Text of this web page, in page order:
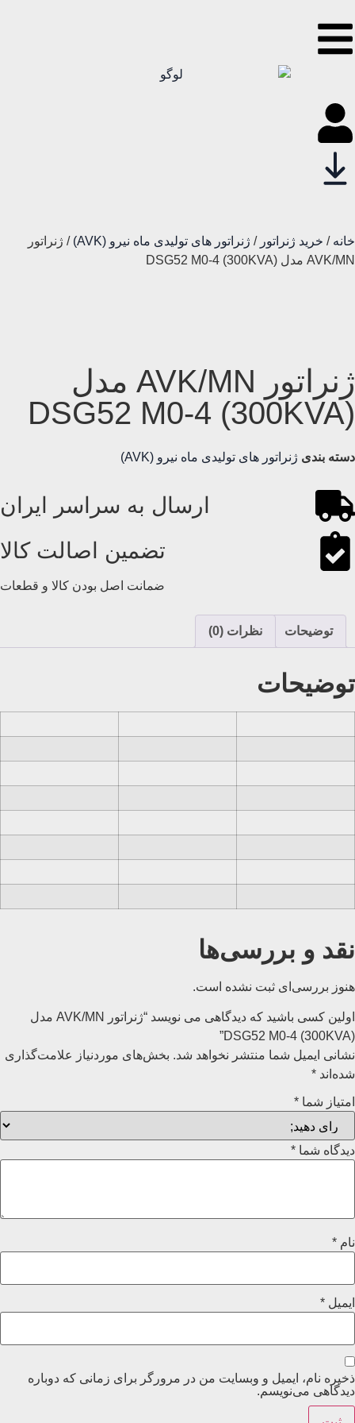
خانه / خرید ژنراتور / ژنراتور های تولیدی ماه نیرو (AVK)
/ ژنراتور
AVK/MN مدل (300KVA) DSG52 M0-4
ژنراتور AVK/MN مدل
(300KVA) DSG52 M0-4
دسته بندی ژنراتور های تولیدی ماه نیرو (AVK)
ارسال به سراسر ایران
تضمین اصالت کالا
ضمانت اصل بودن کالا و قطعات
توضیحات نظرات (0)
توضیحات
نقد و بررسی‌ها
هنوز بررسی‌ای ثبت نشده است.
اولین کسی باشید که دیدگاهی می نویسد “ژنراتور AVK/MN مدل
(300KVA) DSG52 M0-4”
نشانی ایمیل شما منتشر نخواهد شد. بخش‌های موردنیاز علامت‌گذاری
شده‌اند *
امتیاز شما *
دیدگاه شما *
نام *
ایمیل *
ذخیره نام، ایمیل و وبسایت من در مرورگر برای زمانی که دوباره
دیدگاهی می‌نویسم.